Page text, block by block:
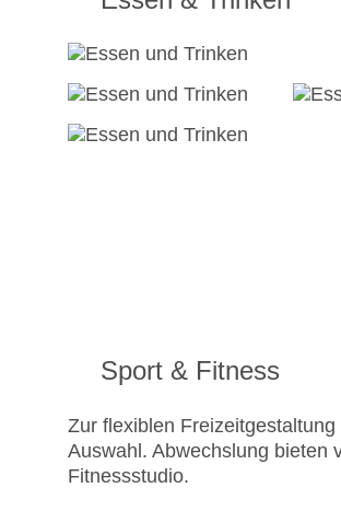
Sport & Fitness
Zur flexiblen
Auswahl. Abwechslung bieten
Fitnessstudio.